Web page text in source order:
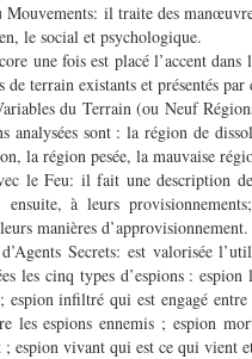
Mouvements: il traite des
le social et psychologique.
une fois est placé l’accent
de terrain existants et présentés
du Terrain (ou Neuf
analysées sont : la région de
la région pesée, la mauvaise
le Feu: il fait une description
ensuite, à leurs
manières d’approvisionnement.
Secrets: est valorisée
les cinq types d’espions :
espion infiltré qui est engagé
les espions ennemis ; espion
; espion vivant qui est ce qui vient